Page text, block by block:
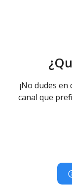
¡No dudes
canal que